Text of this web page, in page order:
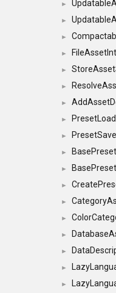
►
►
►
►
►
►
►
►
►
►
►
►
►
►
►
►
►
►